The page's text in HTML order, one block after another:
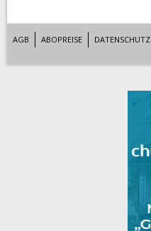
AGB ABOPREISE DATENSCHUTZ